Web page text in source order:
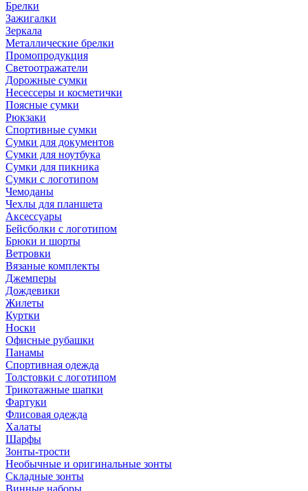
Брелки
Зажигалки
Зеркала
Металлические брелки
Промопродукция
Светоотражатели
Дорожные сумки
Несессеры и косметички
Поясные сумки
Рюкзаки
Спортивные сумки
Сумки для документов
Сумки для ноутбука
Сумки для пикника
Сумки с логотипом
Чемоданы
Чехлы для планшета
Аксессуары
Бейсболки с логотипом
Брюки и шорты
Ветровки
Вязаные комплекты
Джемперы
Дождевики
Жилеты
Куртки
Носки
Офисные рубашки
Панамы
Спортивная одежда
Толстовки с логотипом
Трикотажные шапки
Фартуки
Флисовая одежда
Халаты
Шарфы
Зонты-трости
Необычные и оригинальные зонты
Складные зонты